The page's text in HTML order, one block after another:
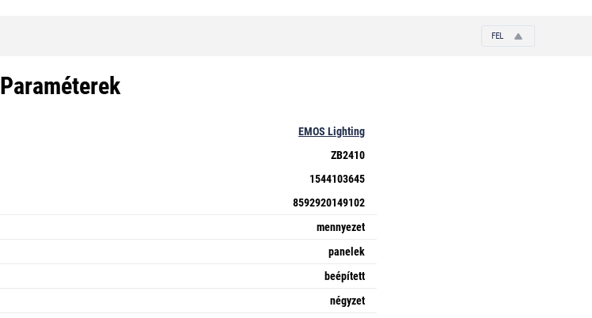
FEL
Paraméterek
EMOS Lighting
ZB2410
1544103645
8592920149102
mennyezet
panelek
beépített
négyzet